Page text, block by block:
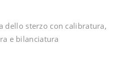
dello sterzo con calibratura,
e bilanciatura